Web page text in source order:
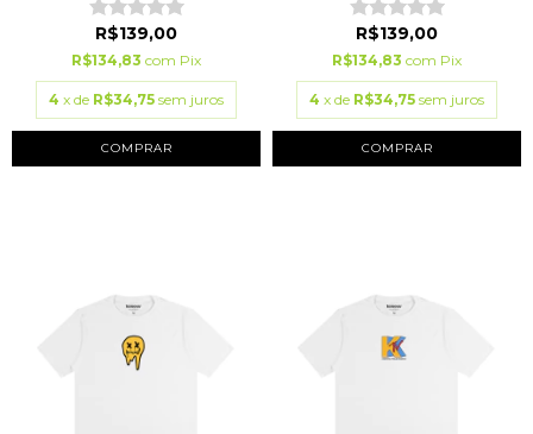
R$139,00
R$134,83 com Pix
4 x de R$34,75 sem juros
COMPRAR
R$139,00
R$134,83 com Pix
4 x de R$34,75 sem juros
COMPRAR